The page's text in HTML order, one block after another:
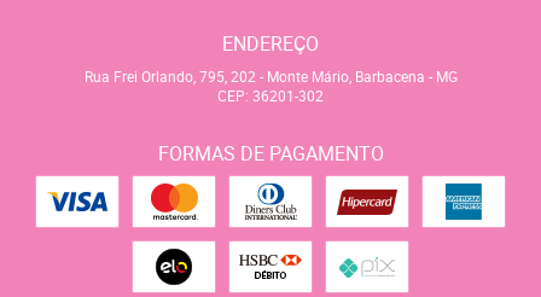
ENDEREÇO
Rua Frei Orlando, 795, 202 - Monte Mário, Barbacena - MG
CEP: 36201-302
FORMAS DE PAGAMENTO